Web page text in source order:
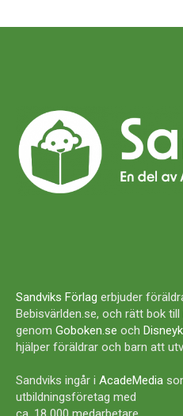
Sandviks Förlag erbjuder
Bebisvärlden.se, och rätt bok
genom Goboken.se och
hjälper föräldrar och barn att
Sandviks ingår i AcadeMedia
utbildningsföretag med